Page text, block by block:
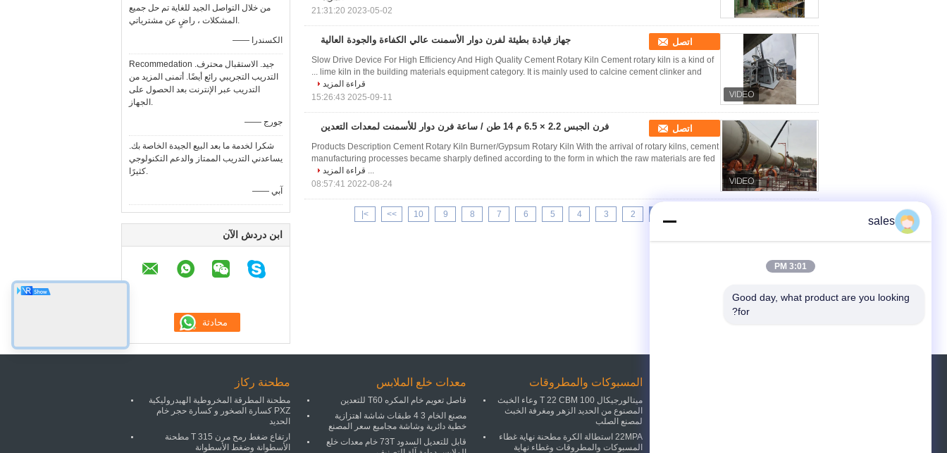
من خلال التواصل الجيد للغاية تم حل جميع
المشكلات ، راضٍ عن مشترياتي.
—— الكسندرا
Recommedation جيد. الاستقبال محترف.
التدريب التجريبي رائع أيضًا. أتمنى المزيد من
التدريب عبر الإنترنت بعد الحصول على
الجهاز.
—— جورج
شكرا لخدمة ما بعد البيع الجيدة الخاصة بك.
يساعدني التدريب الممتاز والدعم التكنولوجي
كثيرًا.
—— آبي
ابن دردش الآن
2023-05-02 21:31:20
جهاز قيادة بطيئة لفرن دوار الأسمنت عالي الكفاءة والجودة العالية اتصل
Slow Drive Device For High Efficiency And High Quality Cement Rotary Kiln Cement rotary kiln is a kind of
lime kiln in the building materials equipment category. It is mainly used to calcine cement clinker and ...
قراءة المزيد
2025-09-11 15:26:43
فرن الجبس 2.2 × 6.5 م 14 طن / ساعة فرن دوار للأسمنت لمعدات التعدين اتصل
Products Description Cement Rotary Kiln Burner/Gypsum Rotary Kiln With the arrival of rotary kilns, cement
manufacturing processes became sharply defined according to the form in which the raw materials are fed
... قراءة المزيد
2022-08-24 08:57:41
2
3
4
5
6
7
8
9
10
>>
>|
مطحنة ركاز
مطحنة المطرقة المخروطية الهيدروليكية
PXZ كسارة الصخور و كسارة حجر خام
الحديد
ارتفاع ضغط رمح مرن 315 T مطحنة
الأسطوانة وضغط الأسطوانة
معدات خلع الملابس
فاصل تعويم خام المكره T60 للتعدين
مصنع الخام 3 4 طبقات شاشة اهتزازية
خطية دائرية وشاشة مجاميع سعر المصنع
قابل للتعديل السدود 73T خام معدات خلع
المسبوكات والمطروقات
ميتالورجيكال 100 T 22 CBM وعاء الخبث
المصنوع من الحديد الزهر ومغرفة الخبث
لمصنع الصلب
22MPA استطالة الكرة مطحنة نهاية غطاء
المسبوكات والمطروقات وغطاء نهاية
sales
3:01 PM
Good day, what product are you looking
for?